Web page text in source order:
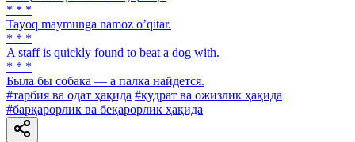
* * *
Tayoq maymunga namoz oʼqitar.
* * *
A staff is quickly found to beat a dog with.
* * *
Была бы собака — а палка найдется.
#тарбия ва одат ҳақида #қудрат ва ожизлик ҳақида
#барқарорлик ва беқарорлик ҳақида